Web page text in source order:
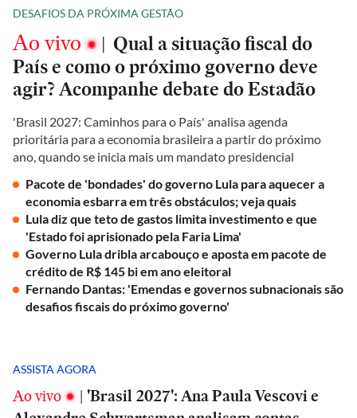
DESAFIOS DA PRÓXIMA GESTÃO
Ao vivo | Qual a situação fiscal do
País e como o próximo governo deve
agir? Acompanhe debate do Estadão
'Brasil 2027: Caminhos para o País' analisa agenda
prioritária para a economia brasileira a partir do próximo
ano, quando se inicia mais um mandato presidencial
Pacote de 'bondades' do governo Lula para aquecer a
economia esbarra em três obstáculos; veja quais
Lula diz que teto de gastos limita investimento e que
'Estado foi aprisionado pela Faria Lima'
Governo Lula dribla arcabouço e aposta em pacote de
crédito de R$ 145 bi em ano eleitoral
Fernando Dantas: 'Emendas e governos subnacionais são
desafios fiscais do próximo governo'
ASSISTA AGORA
Ao vivo | 'Brasil 2027': Ana Paula Vescovi e